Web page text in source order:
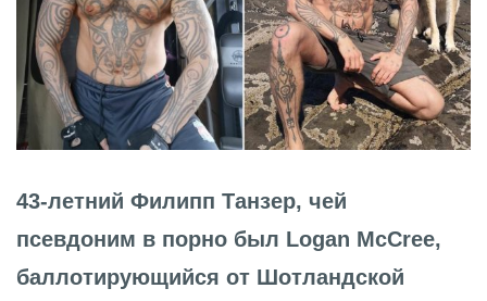
43-летний Филипп Танзер, чей
псевдоним в порно был Logan McCree,
баллотирующийся от Шотландской